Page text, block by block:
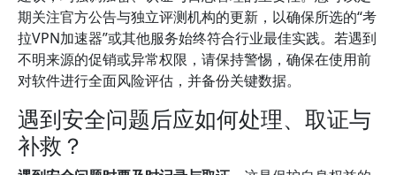
期关注官方公告与独立评测机构的更新，以确保所选的“考
拉VPN加速器”或其他服务始终符合行业最佳实践。若遇到
不明来源的促销或异常权限，请保持警惕，确保在使用前
对软件进行全面风险评估，并备份关键数据。
遇到安全问题后应如何处理、取证与
补救？